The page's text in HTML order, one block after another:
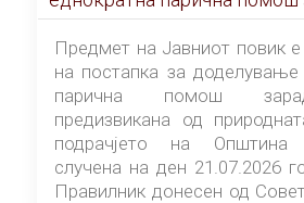
штетата предизвикана од природната
непогода на подрачјето на
Центар-Скопје случена на ден 21.07.2026
година
Предмет на Јавниот повик
на постапка за доделување
парична помош
предизвикана од
подрачјето на Општина
случена на ден 21.07.2026
Правилник донесен од